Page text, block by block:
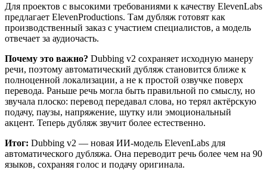
Для проектов с высокими требованиями к качеству ElevenLabs
предлагает ElevenProductions. Там дубляж готовят как
производственный заказ с участием специалистов, а модель
отвечает за аудиочасть.
Почему это важно? Dubbing v2 сохраняет исходную манеру
речи, поэтому автоматический дубляж становится ближе к
полноценной локализации, а не к простой озвучке поверх
перевода. Раньше речь могла быть правильной по смыслу, но
звучала плоско: перевод передавал слова, но терял актёрскую
подачу, паузы, напряжение, шутку или эмоциональный
акцент. Теперь дубляж звучит более естественно.
Итог: Dubbing v2 — новая ИИ-модель ElevenLabs для
автоматического дубляжа. Она переводит речь более чем на 90
языков, сохраняя голос и подачу оригинала.